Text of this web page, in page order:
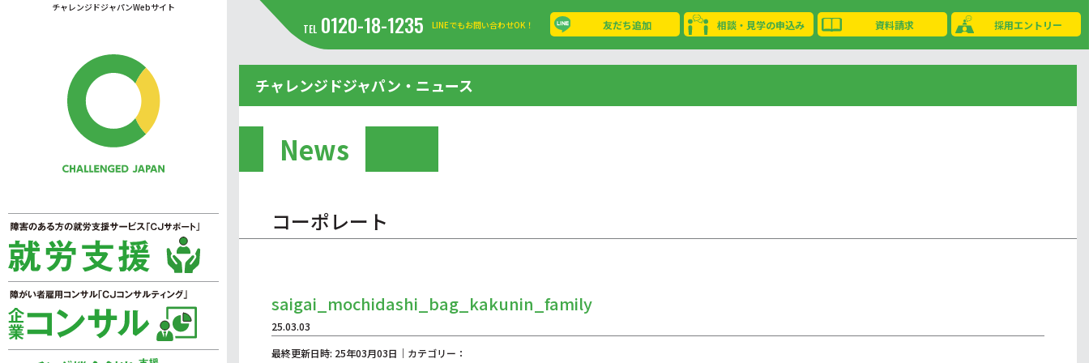
チャレンジドジャパンWebサイト
TEL 0120-18-1235 LINEでもお問い合わせOK！ 友だち追加 相談・見学の申込み 資料請求 採用エントリー
チャレンジドジャパン・ニュース
News
コーポレート
saigai_mochidashi_bag_kakunin_family
25.03.03
最終更新日時: 25年03月03日｜カテゴリー：